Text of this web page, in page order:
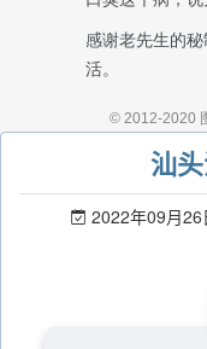
汕
2022年09月26